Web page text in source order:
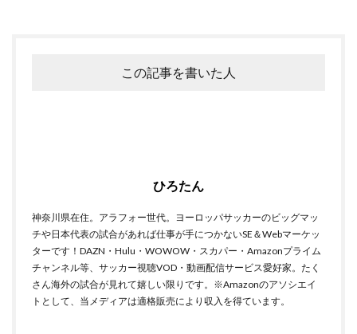
この記事を書いた人
ひろたん
神奈川県在住。アラフォー世代。ヨーロッパサッカーのビッグマッ
チや日本代表の試合があれば仕事が手につかないSE＆Webマーケッ
ターです！DAZN・Hulu・WOWOW・スカパー・Amazonプライム
チャンネル等、サッカー視聴VOD・動画配信サービス愛好家。たく
さん海外の試合が見れて嬉しい限りです。※Amazonのアソシエイ
トとして、当メディアは適格販売により収入を得ています。